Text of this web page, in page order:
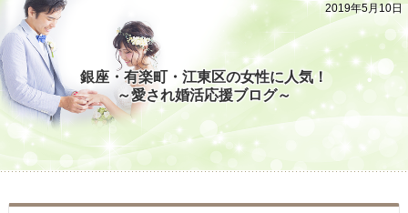
2019年5月10日
銀座・有楽町・江東区の女性に人気！
～愛され婚活応援ブログ～